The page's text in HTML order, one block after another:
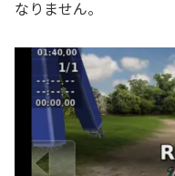
なりません。